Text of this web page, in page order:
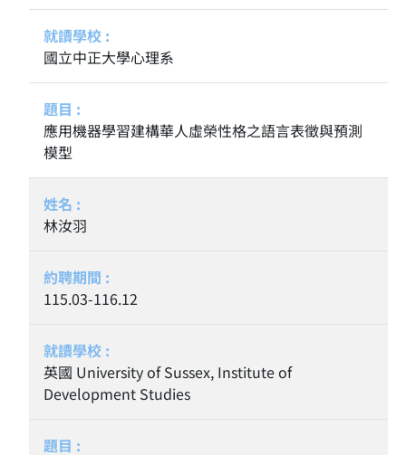
國立中正大學心理系
應用機器學習建構華人虛榮性格之語言表徵與預測
模型
林汝羽
115.03-116.12
英國 University of Sussex, Institute of
Development Studies